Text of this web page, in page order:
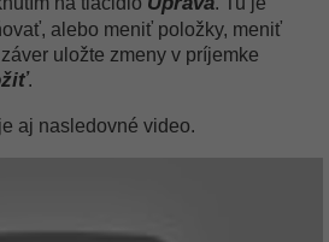
alebo meniť položky, meniť
uložte zmeny v príjemke
.
aj nasledovné video.